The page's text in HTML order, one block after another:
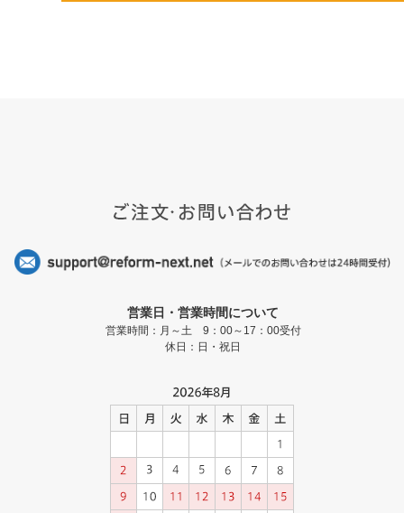
営業日・営業時間について
営業時間：月～土 9：00～17：00受付
休日：日・祝日